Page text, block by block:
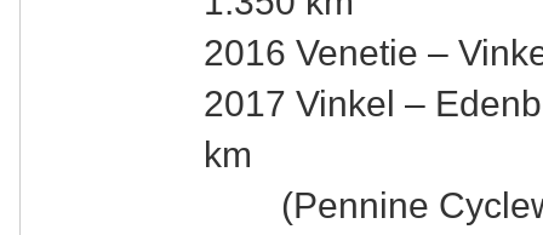
2016 Venetie –
2017 Vinkel –
km
(Pennine